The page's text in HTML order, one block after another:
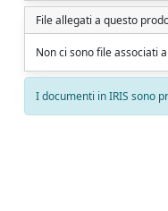
File allegati a questo
Non ci sono file associati
I documenti in IRIS sono